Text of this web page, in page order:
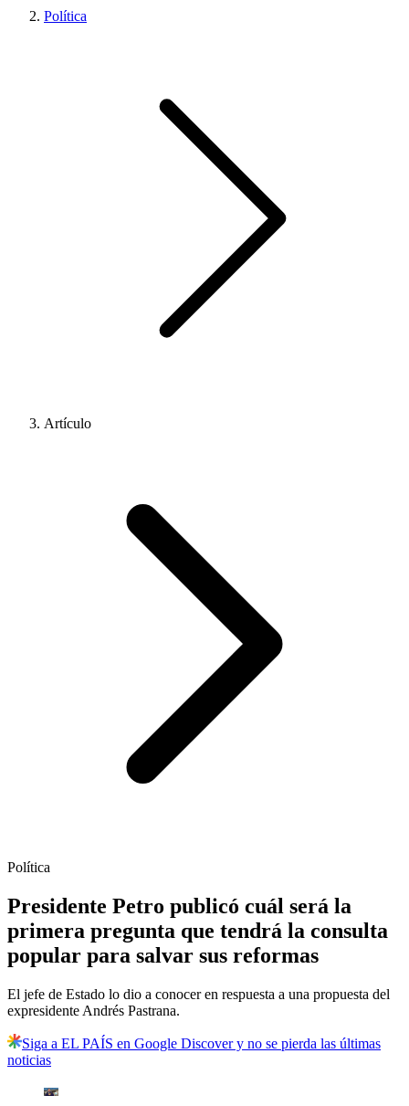
Política
Artículo
Política
Presidente Petro publicó cuál será la
primera pregunta que tendrá la consulta
popular para salvar sus reformas
El jefe de Estado lo dio a conocer en respuesta a una propuesta del
expresidente Andrés Pastrana.
Siga a EL PAÍS en Google Discover y no se pierda las últimas
noticias